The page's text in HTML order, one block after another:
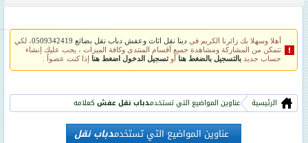
أهلا وسهلا بك زائرنا الكريم فيدينا نقل اثاث وعفش دباب نقل بضائع 0509342419
، لكي
تتمكن من المشاركة ومشاهدة جميع أقسام المنتدى وكافة الميزات ، يجب عليك إنشاء
حساب جديدبالتسجيل بالضغط هنا أوتسجيل الدخول اضغط هنا إذا كنت عضواً .
الرئيسية عناوين المواضيع التي تستخدمدباب نقل عفش كعلامه
عناوين المواضيع التي تستخدمدباب نقل